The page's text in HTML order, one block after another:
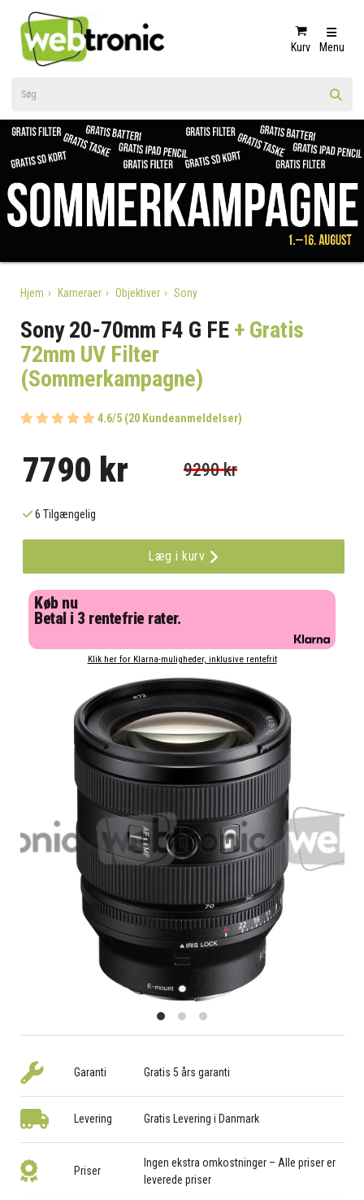
Kurv Menu
Hjem Kameraer Objektiver Sony
Sony 20-70mm F4 G FE+ Gratis
72mm UV Filter
(Sommerkampagne)
4.6/5 (20 Kundeanmeldelser)
7790 kr 9290 kr
6 Tilgængelig
Læg i kurv
Køb nu
Betal i 3 rentefrie rater.
Klik her for Klarna-muligheder, inklusive rentefrit
Garanti Gratis 5 års garanti
Levering Gratis Levering i Danmark
Priser
Ingen ekstra omkostninger – Alle priser er
leverede priser